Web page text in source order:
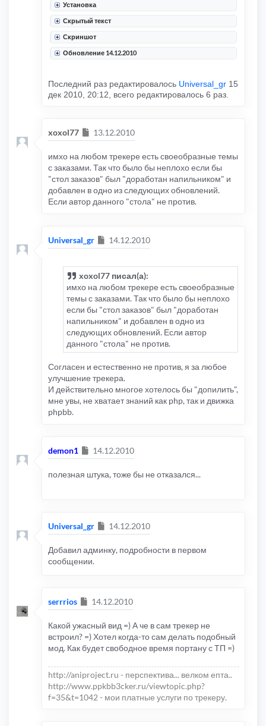
Установка
Скрытый текст
Скриншот
Обновление 14.12.2010
Последний раз редактировалось Universal_gr 15
дек 2010, 20:12, всего редактировалось 6 раз.
xoxol77 Сообщение
13.12.2010
имхо на любом трекере есть своеобразные темы
с заказами. Так что было бы неплохо если бы
"стол заказов" был "доработан напильником" и
добавлен в одно из следующих обновлений.
Если автор данного "стола" не против.
Universal_gr Сообщение
14.12.2010
xoxol77 писал(а):
имхо на любом трекере есть своеобразные
темы с заказами. Так что было бы неплохо
если бы "стол заказов" был "доработан
напильником" и добавлен в одно из
следующих обновлений. Если автор
данного "стола" не против.
Согласен и естественно не против, я за любое
улучшение трекера.
И действительно многое хотелось бы "допилить",
мне увы, не хватает знаний как php, так и движка
phpbb.
demon1 Сообщение
14.12.2010
полезная штука, тоже бы не отказался...
Universal_gr Сообщение
14.12.2010
Добавил админку, подробности в первом
сообщении.
serrrios Сообщение
14.12.2010
Какой ужасный вид =) А че в сам трекер не
встроил? =) Хотел когда-то сам делать подобный
мод. Как будет свободное время портану с ТП =)
http://aniproject.ru - перспектива... велком епта..
http://www.ppkbb3cker.ru/viewtopic.php?
f=35&t=1042 - мои платные услуги по трекеру.